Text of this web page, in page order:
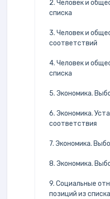
2. Человек и
списка
3. Человек и
соответствий
4. Человек и
списка
5. Экономика.
6. Экономика.
соответствия
7. Экономика.
8. Экономика.
9. Социальные
позиций из списка